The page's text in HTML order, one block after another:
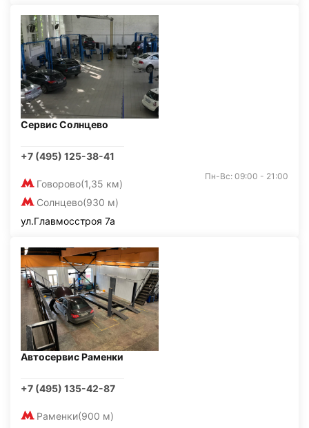
Сервис Солнцево
+7 (495) 125-38-41
Говорово(1,35 км)
Солнцево(930 м)
Пн-Вс: 09:00 - 21:00
ул.Главмосстроя 7а
Автосервис Раменки
+7 (495) 135-42-87
Раменки(900 м)